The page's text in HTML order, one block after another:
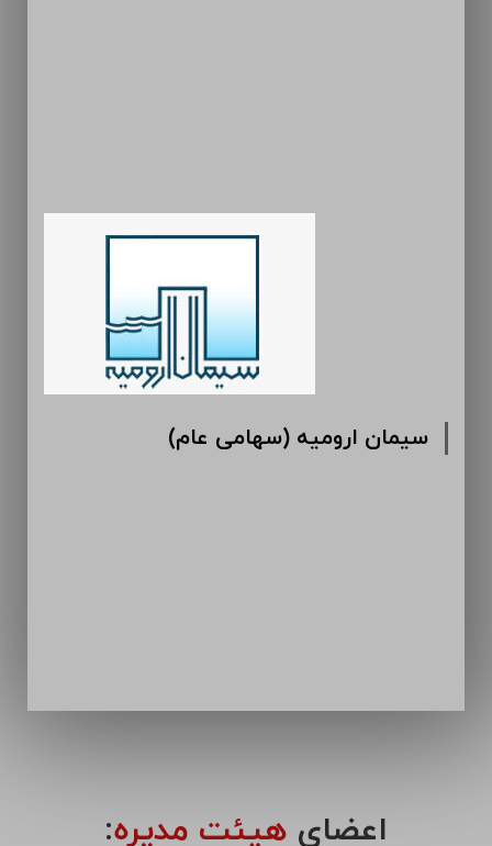
سیمان ارومیه (سهامی عام)
اعضای هیئت مدیره: